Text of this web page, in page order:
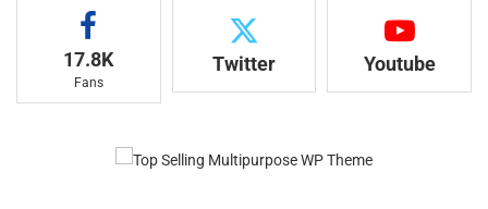
17.8K
Fans
Twitter Youtube